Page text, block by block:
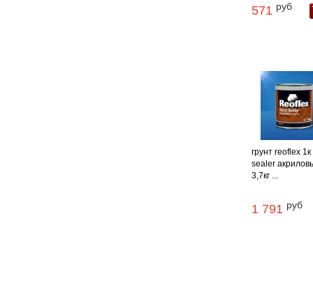
571 руб
грунт reoflex
sealer
3,7кг ...
1 791 руб